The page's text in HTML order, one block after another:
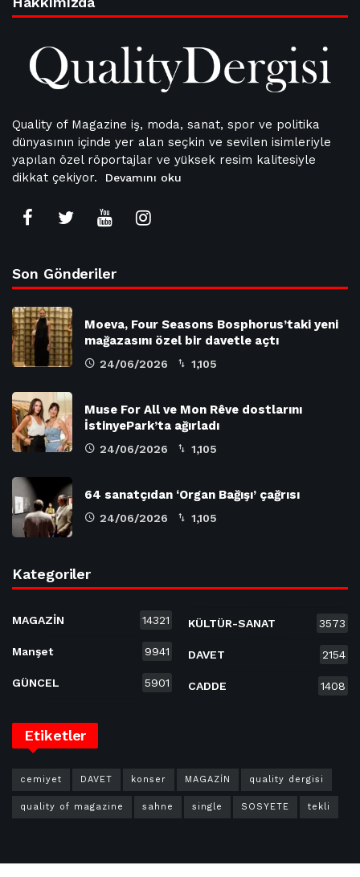
Quality of Magazine iş, moda, sanat, spor ve politika
dünyasının içinde yer alan seçkin ve sevilen isimleriyle
yapılan özel röportajlar ve yüksek resim kalitesiyle
dikkat çekiyor.
Devamını oku
Son Gönderiler
Moeva, Four Seasons Bosphorus’taki yeni
mağazasını özel bir davetle açtı
24/06/2026 1,105
Muse For All ve Mon Rêve dostlarını
İstinyePark’ta ağırladı
24/06/2026 1,105
64 sanatçıdan ‘Organ Bağışı’ çağrısı
24/06/2026 1,105
Kategoriler
MAGAZİN 14321
Manşet 9941
GÜNCEL 5901
KÜLTÜR-SANAT 3573
DAVET 2154
CADDE 1408
Etiketler
cemiyet DAVET konser MAGAZİN quality dergisi
quality of magazine sahne single SOSYETE tekli